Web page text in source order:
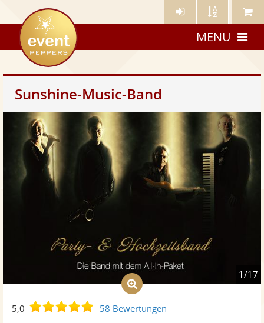
Künstler- Künstler Meine
eventpeppers
MENU
Sunshine-Music-Band
1/17
5,0
5,058 Bewertungen